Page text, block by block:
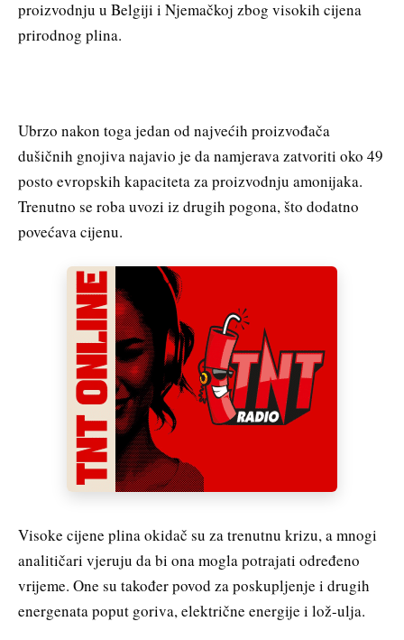
proizvodnju u Belgiji i Njemačkoj zbog visokih cijena
prirodnog plina.
Ubrzo nakon toga jedan od najvećih proizvođača
dušičnih gnojiva najavio je da namjerava zatvoriti oko 49
posto evropskih kapaciteta za proizvodnju amonijaka.
Trenutno se roba uvozi iz drugih pogona, što dodatno
povećava cijenu.
Visoke cijene plina okidač su za trenutnu krizu, a mnogi
analitičari vjeruju da bi ona mogla potrajati određeno
vrijeme. One su također povod za poskupljenje i drugih
energenata poput goriva, električne energije i lož-ulja.